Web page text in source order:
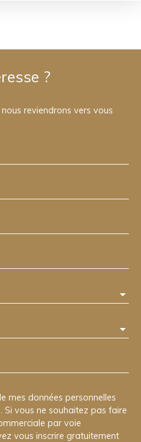
?
reviendrons vers vous
mes données personnelles
Si vous ne souhaitez pas faire
par voie
vous inscrire gratuitement